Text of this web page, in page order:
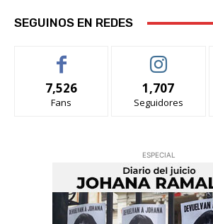
SEGUINOS EN REDES
7,526
Fans
1,707
Seguidores
ESPECIAL